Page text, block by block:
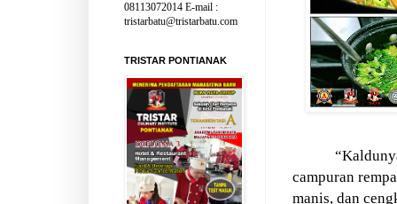
campuran
manis, dan
08113072014 E-mail :
tristarbatu@tristarbatu.com
TRISTAR PONTIANAK